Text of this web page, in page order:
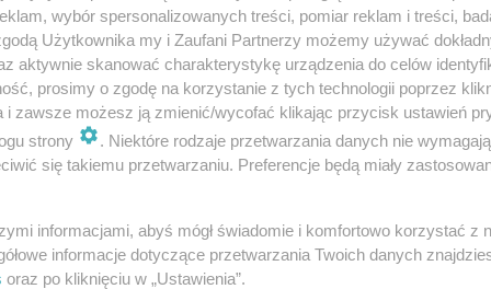
Hiszpanii. Po przeprowadzce Ania zaczęła uprawiać
że pochodzący z Dominikany taniec jest nie tylko
zadbanie o sylwetkę. Ania jest aktywna w mediach
a także pokazuje, jak ćwiczy. Na
wybór spersonalizowanych treści, pomiar reklam i treści,
Użytkownika my i Zaufani Partnerzy możemy używać
aktywnie skanować charakterystykę urządzenia do celów
prosimy o zgodę na korzystanie z tych technologii poprzez
i zawsze możesz ją zmienić/wycofać klikając przycisk ustawień
strony
. Niektóre rodzaje przetwarzania danych nie
się takiemu przetwarzaniu. Preferencje będą miały
informacjami, abyś mógł świadomie i komfortowo korzystać z
informacje dotyczące przetwarzania Twoich danych
oraz po kliknięciu w „Ustawienia”.